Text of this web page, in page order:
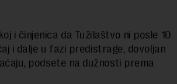
i činjenica da Tužilaštvo ni posle 10
i dalje u fazi predistrage, dovoljan
podsete na dužnosti prema